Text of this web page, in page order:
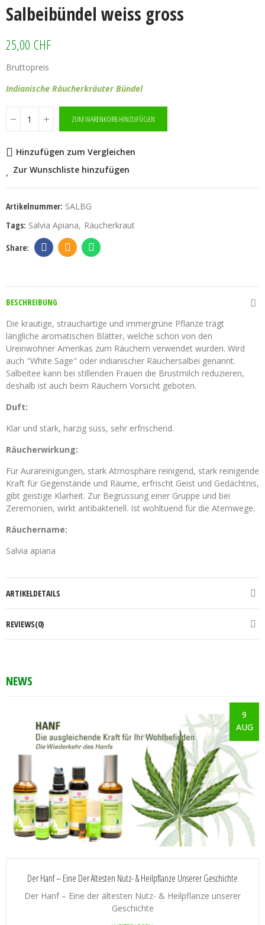
Salbeibündel weiss gross
25,00 CHF
Bruttopreis
Indianische Räucherkräuter Bündel
ZUM WARENKORB HINZUFÜGEN
Hinzufügen zum Vergleichen
Zur Wunschliste hinzufügen
Artikelnummer: SALBG
Tags: Salvia Apiana Räucherkraut
BESCHREIBUNG
Die krautige, strauchartige und immergrüne Pflanze trägt
längliche aromatischen Blätter, welche schon von den
Ureinwohner Amerikas zum Räuchern verwendet wurden. Wird
auch "White Sage" oder indianischer Räuchersalbei genannt.
Salbeitee kann bei stillenden Frauen die Brustmilch reduzieren,
deshalb ist auch beim Räuchern Vorsicht geboten.
Duft:
Klar und stark, harzig süss, sehr erfrischend.
Räucherwirkung:
Für Aurareinigungen, stark Atmosphäre reinigend, stark reinigende
Kraft für Gegenstände und Räume, erfrischt Geist und Gedächtnis,
gibt geistige Klarheit. Zur Begrüssung einer Gruppe und bei
Zeremonien, wirkt antibakteriell. Ist wohltuend für die Atemwege.
Räuchername:
Salvia apiana
ARTIKELDETAILS
REVIEWS(0)
NEWS
9
AUG
Der Hanf – Eine Der Ältesten Nutz- & Heilpflanze Unserer Geschichte
Der Hanf – Eine der ältesten Nutz- & Heilpflanze unserer
Geschichte